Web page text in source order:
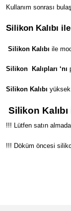
Kullanım sonrası
Silikon Kalıbı
Silikon Kalıbı ile
Silikon Kalıpları ‘nı
Silikon Kalıbı
Silikon
!!! Lütfen satın
!!! Döküm öncesi